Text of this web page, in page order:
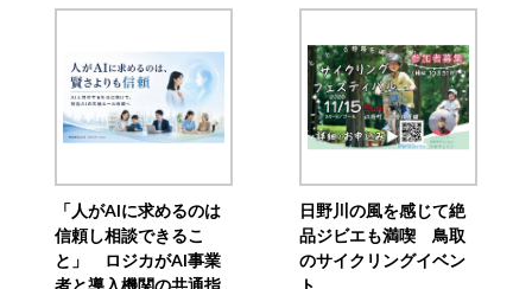
「人がAIに求めるのは
信頼し相談できるこ
と」 ロジカがAI事業
日野川の風を感じて絶
品ジビエも満喫 鳥取
のサイクリングイベン